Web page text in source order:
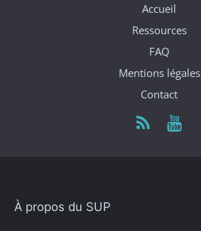
Accueil
Ressources
FAQ
Mentions légales
Contact
À propos du SUP